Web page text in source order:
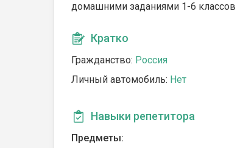
домашними заданиями 1-6 классов
Кратко
Гражданство: Россия
Личный автомобиль: Нет
Навыки репетитора
Предметы: